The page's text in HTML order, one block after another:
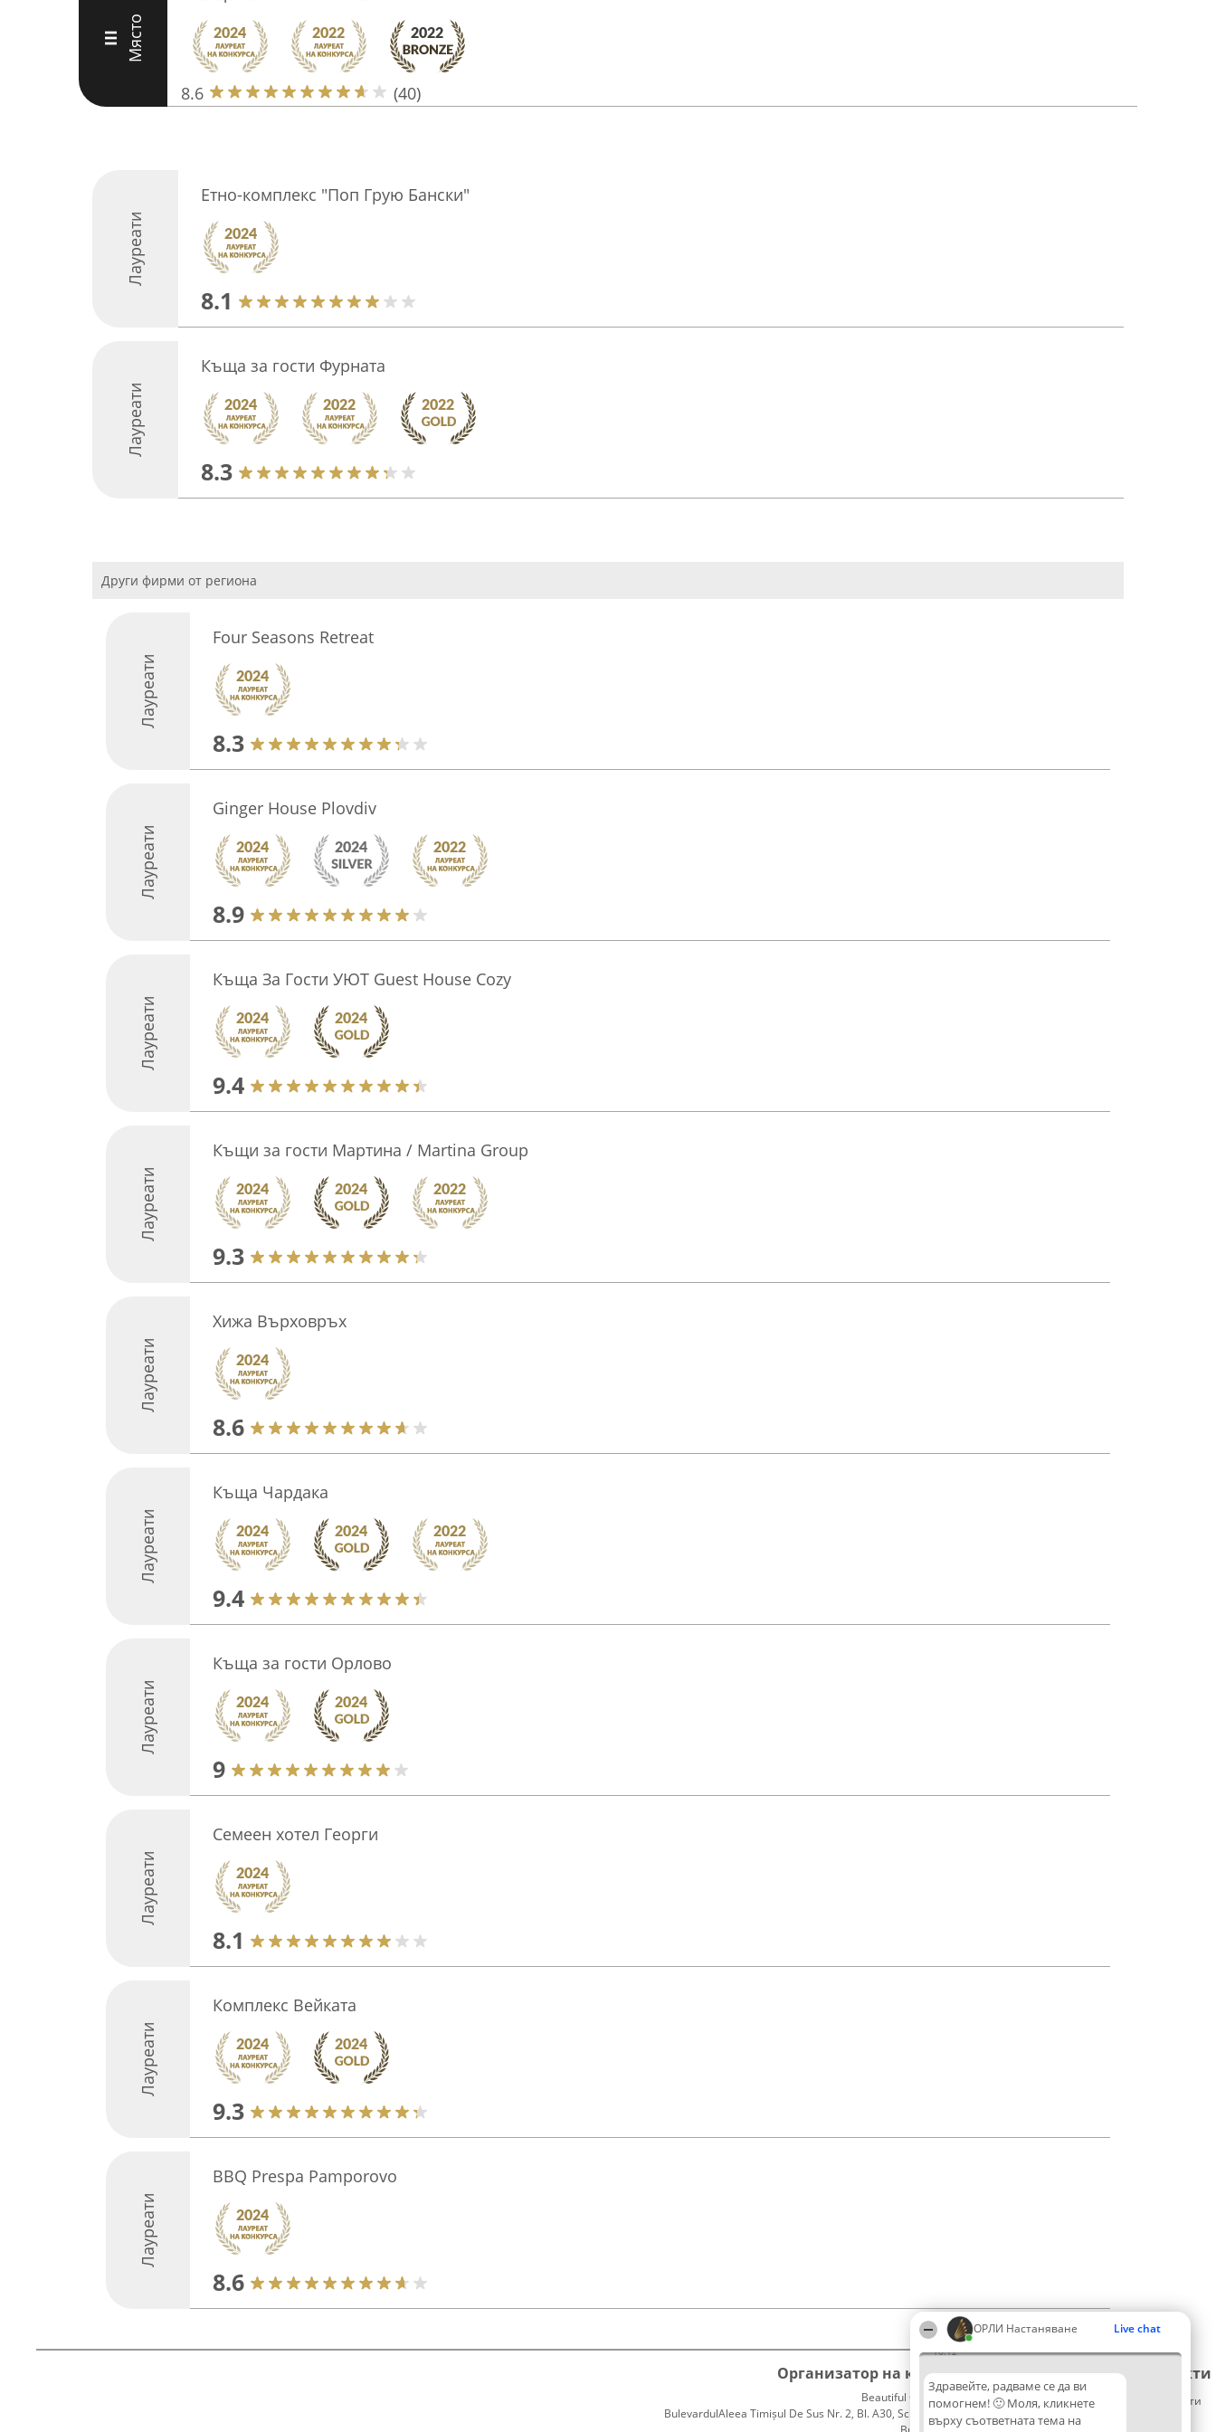
ОРЛИ Настаняване Live chat
16:12
Здравейте, радваме се да ви
помогнем! 🙂 Моля, кликнете
върху съответната тема на
III Място
8.6 (40)
Лауреати
Етно-комплекс "Поп Грую Бански"
8.1
Лауреати
Къща за гости Фурната
8.3
Други фирми от региона
Лауреати
Four Seasons Retreat
8.3
Лауреати
Ginger House Plovdiv
8.9
Лауреати
Къща За Гости УЮТ Guest House Cozy
9.4
Лауреати
Къщи за гости Мартина / Martina Group
9.3
Лауреати
Хижа Върховръх
8.6
Лауреати
Къща Чардака
9.4
Лауреати
Къща за гости Орлово
9
Лауреати
Семеен хотел Георги
8.1
Лауреати
Комплекс Вейката
9.3
Лауреати
BBQ Prespa Pamporovo
8.6
Организатор на класиране
Beautiful Company S.R.L.
BulevardulAleea Timișul De Sus Nr. 2, Bl. A30, Sc. A, Et. 4, Ap. 13
Класация
Победители
Списък
Контакти
Контакти